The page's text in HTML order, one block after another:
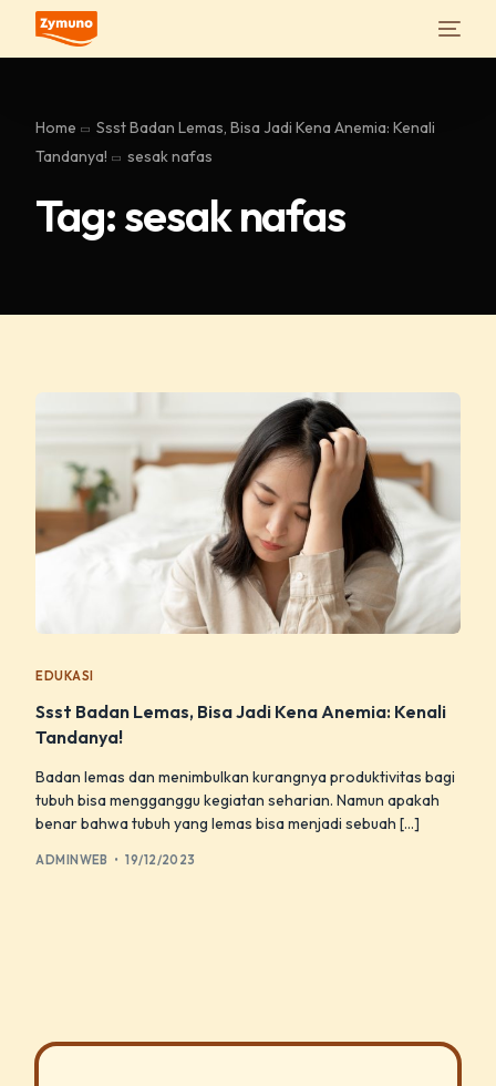
Home
Ssst Badan Lemas, Bisa Jadi Kena Anemia: Kenali
Tandanya!
sesak nafas
Tag:sesak nafas
EDUKASI
Ssst Badan Lemas, Bisa Jadi Kena Anemia: Kenali
Tandanya!
Badan lemas dan menimbulkan kurangnya produktivitas bagi
tubuh bisa mengganggu kegiatan seharian. Namun apakah
benar bahwa tubuh yang lemas bisa menjadi sebuah […]
ADMINWEB 19/12/2023